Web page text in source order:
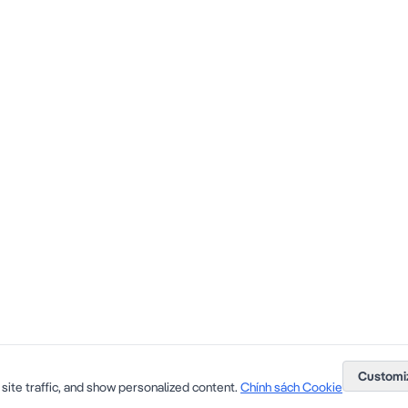
traffic, and show personalized content. Chính sách Cookie